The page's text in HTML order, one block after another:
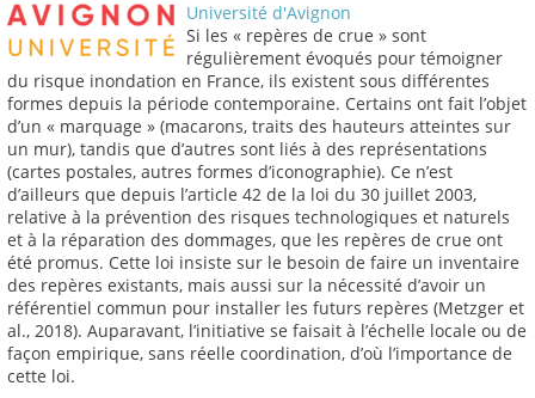
Université d'Avignon
Si les « repères de crue » sont
régulièrement évoqués pour témoigner
du risque inondation en France, ils existent sous différentes
formes depuis la période contemporaine. Certains ont fait l’objet
d’un « marquage » (macarons, traits des hauteurs atteintes sur
un mur), tandis que d’autres sont liés à des représentations
(cartes postales, autres formes d’iconographie). Ce n’est
d’ailleurs que depuis l’article 42 de la loi du 30 juillet 2003,
relative à la prévention des risques technologiques et naturels
et à la réparation des dommages, que les repères de crue ont
été promus. Cette loi insiste sur le besoin de faire un inventaire
des repères existants, mais aussi sur la nécessité d’avoir un
référentiel commun pour installer les futurs repères (Metzger et
al., 2018). Auparavant, l’initiative se faisait à l’échelle locale ou de
façon empirique, sans réelle coordination, d’où l’importance de
cette loi.